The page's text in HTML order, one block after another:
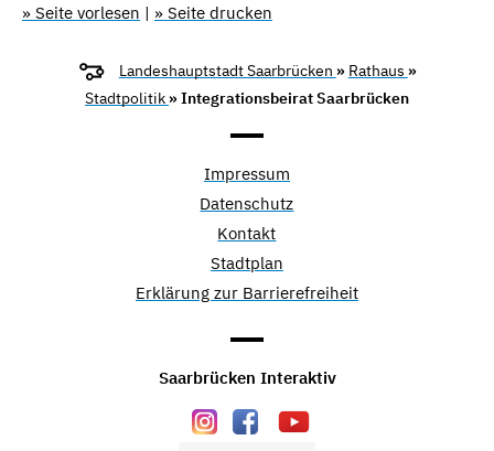
» Seite vorlesen | » Seite drucken
Landeshauptstadt Saarbrücken » Rathaus »
Stadtpolitik » Integrationsbeirat Saarbrücken
Impressum
Datenschutz
Kontakt
Stadtplan
Erklärung zur Barrierefreiheit
Saarbrücken Interaktiv